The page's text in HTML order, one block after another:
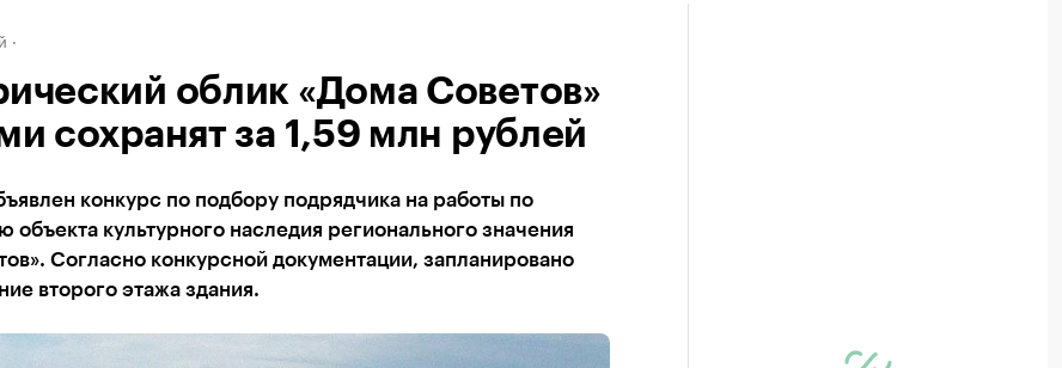
облик «Дома Советов»
сохранят за 1,59 млн рублей
конкурс по подбору подрядчика на работы по
объекта культурного наследия регионального значения
Согласно конкурсной документации, запланировано
второго этажа здания.